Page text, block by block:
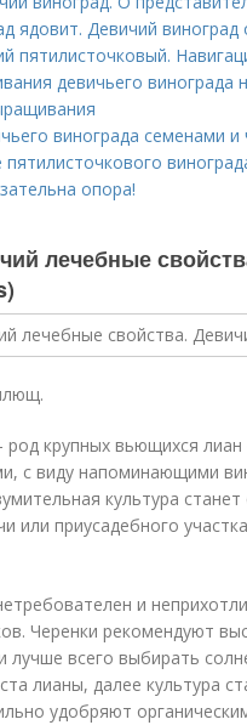
ядовит. Девичий виноград
пятилисточковый.
девичьего винограда
винограда семенами и
опора!
лечебные
род крупных вьющихся
с виду напоминающими
культура
или приусадебного
и
Черенки рекомендуют
лучше всего выбирать
лианы, далее культура
удобряют